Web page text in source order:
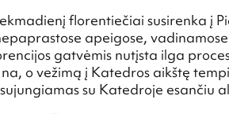
florentiečiai susirenka į
apeigose, vadinamose
gatvėmis nutįsta ilga
o vežimą į Katedros aikštę
su Katedroje esančiu